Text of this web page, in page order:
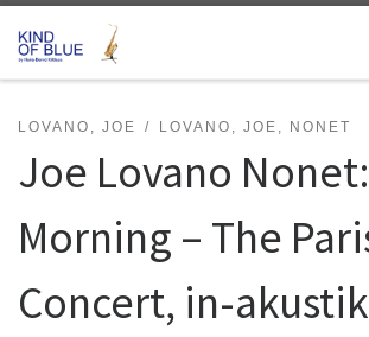
Zum Inhalt springen
LOVANO, JOE LOVANO, JOE, NONET
Joe Lovano
Morning – The
Concert, in-